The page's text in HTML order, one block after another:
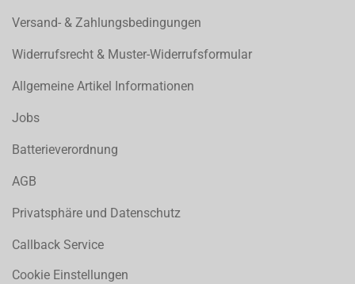
Versand- & Zahlungsbedingungen
Widerrufsrecht & Muster-Widerrufsformular
Allgemeine Artikel Informationen
Jobs
Batterieverordnung
AGB
Privatsphäre und Datenschutz
Callback Service
Cookie Einstellungen